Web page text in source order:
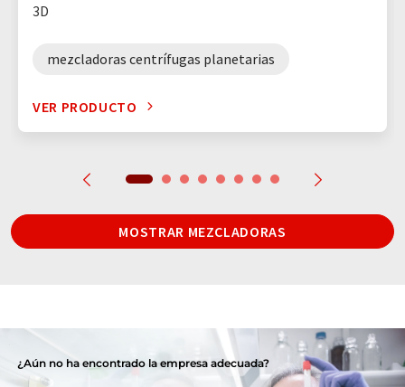
3D
mezcladoras centrífugas planetarias
VER PRODUCTO
MOSTRAR MEZCLADORAS
¿Aún no ha encontrado la empresa adecuada?